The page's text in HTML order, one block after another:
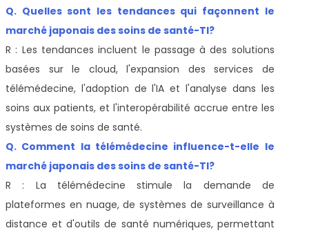
Q. Quelles sont les tendances qui façonnent le
marché japonais des soins de santé-TI?
R : Les tendances incluent le passage à des solutions
basées sur le cloud, l'expansion des services de
télémédecine, l'adoption de l'IA et l'analyse dans les
soins aux patients, et l'interopérabilité accrue entre les
systèmes de soins de santé.
Q. Comment la télémédecine influence-t-elle le
marché japonais des soins de santé-TI?
R : La télémédecine stimule la demande de
plateformes en nuage, de systèmes de surveillance à
distance et d'outils de santé numériques, permettant